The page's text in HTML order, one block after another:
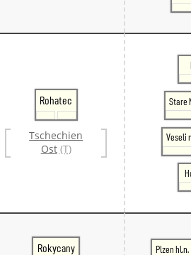
Rohatec
Tschechien
Ost (T)
Stare
Veseli
Rokycany Plzen hl.n.